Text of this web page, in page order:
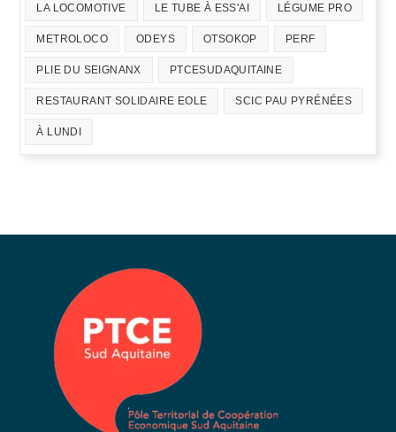
LA LOCOMOTIVE LE TUBE À ESS'AI LÉGUME PRO
METROLOCO ODEYS OTSOKOP PERF
PLIE DU SEIGNANX PTCESUDAQUITAINE
RESTAURANT SOLIDAIRE EOLE SCIC PAU PYRÉNÉES
À LUNDI